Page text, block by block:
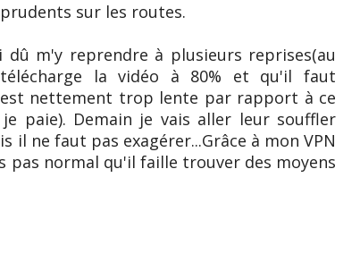
sur les routes.
m'y reprendre à plusieurs reprises(au
la vidéo à 80% et qu'il faut
nettement trop lente par rapport à ce
paie). Demain je vais aller leur souffler
il ne faut pas exagérer...Grâce à mon VPN
pas normal qu'il faille trouver des moyens